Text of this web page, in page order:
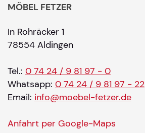
MÖBEL FETZER
In Rohräcker 1
78554 Aldingen
Tel.: 0 74 24 / 9 81 97 - 0
Whatsapp: 0 74 24 / 9 81 97 - 22
Email: info@moebel-fetzer.de
Anfahrt per Google-Maps